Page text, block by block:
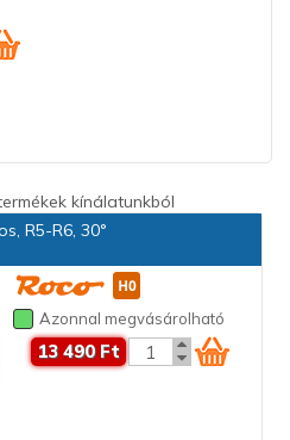
kínálatunkból
R5-R6, 30°
Azonnal megvásárolható
13 490 Ft